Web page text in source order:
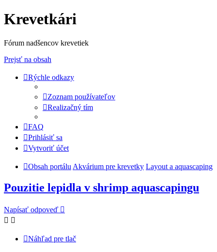
Krevetkári
Fórum nadšencov krevetiek
Prejsť na obsah
Rýchle odkazy
Zoznam používateľov
Realizačný tím
FAQ
Prihlásiť sa
Vytvoriť účet
Obsah portálu Akvárium pre krevetky Layout a aquascaping
Pouzitie lepidla v shrimp aquascapingu
Napísať odpoveď
Náhľad pre tlač